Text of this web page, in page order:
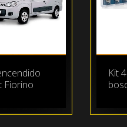
Fiorino
Kit